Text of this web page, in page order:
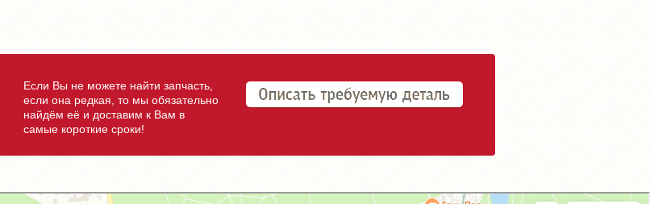
Если Вы не можете найти запчасть,
если она редкая, то мы обязательно
найдём её и доставим к Вам в
самые короткие сроки!